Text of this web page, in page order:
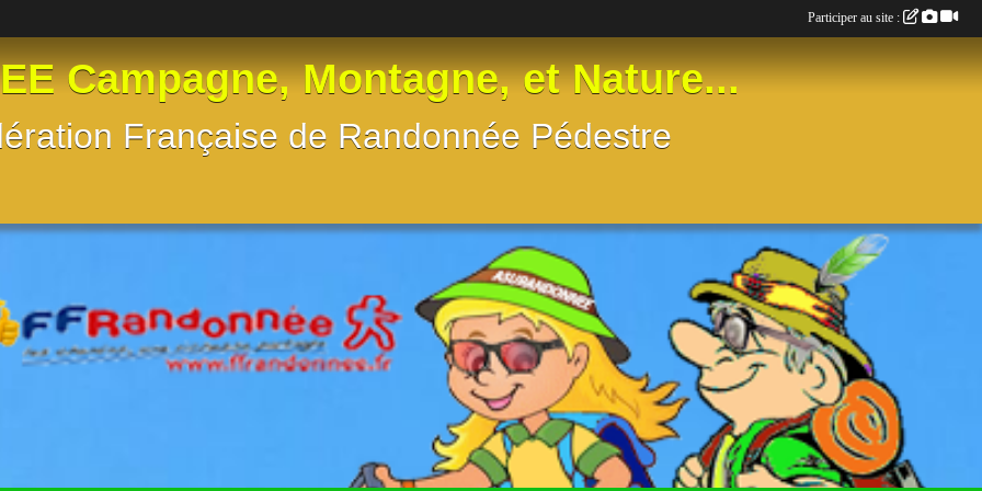
Campagne, Montagne, et Nature...
Française de Randonnée Pédestre
Participer au site :